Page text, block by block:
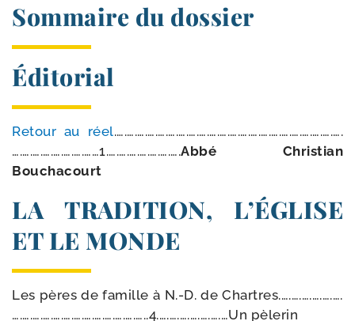
Sommaire du dossier
Éditorial
Retour au réel.….….….….….….….….….….….….….….….….….….….….….….
….….….….….….….……1.….….….….….….….Abbé Christian
Bouchacourt
LA TRADITION, L’ÉGLISE
ET LE MONDE
Les pères de famille à N.-D. de Chartres.….….….….….….
….….….….….….….….….….….….…..4.….….….….….….…Un pèlerin